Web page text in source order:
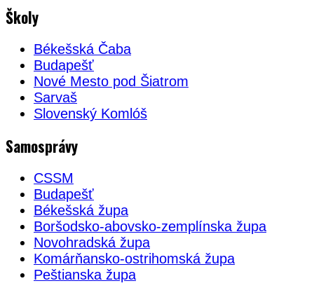
Školy
Békešská Čaba
Budapešť
Nové Mesto pod Šiatrom
Sarvaš
Slovenský Komlóš
Samosprávy
CSSM
Budapešť
Békešská župa
Boršodsko-abovsko-zemplínska župa
Novohradská župa
Komárňansko-ostrihomská župa
Peštianska župa